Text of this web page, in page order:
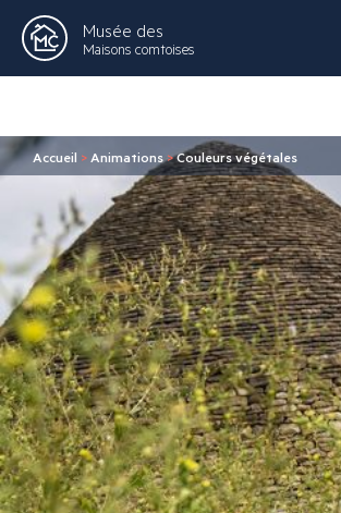
Musée des
Maisons comtoises
Accueil > Animations>Couleurs végétales